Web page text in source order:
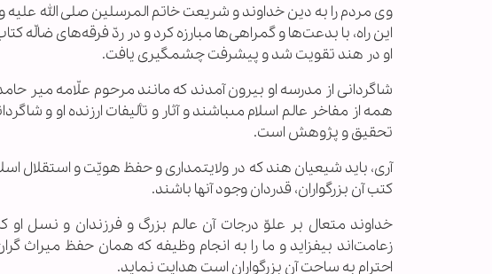
وی مردم را به دین خداوند و شریعت خاتم المرسلین صلی الله علیه
این راه، با بدعت‌ها و گمراهی‌ها مبارزه کرد و در ردّ فرقه‌های
او در هند تقویت شد و پیشرفت چشمگیری یافت.
شاگردانى از مدرسه او بیرون آمدند كه مانند مرحوم علّامه
همه از مفاخر عالم اسلام مى‏باشند و آثار و تألیفات ارزنده او و
تحقیق و پژوهش است.
آری، باید شیعیان هند که در ولایتمداری و حفظ هویّت و استقلال
کتب آن بزرگواران، قدردان وجود آنها باشند.
خداوند متعال بر علوّ درجات آن عالم بزرگ و فرزندان و نسل او
زعامت‌اند بیفزاید و ما را به انجام وظیفه که همان حفظ میراث
احترام به ساحت آن بزرگواران است هدایت نماید.